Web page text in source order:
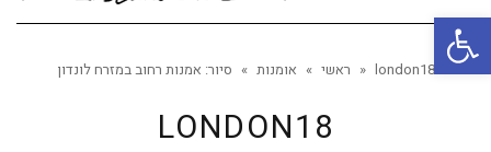
ראשי » אומנות » סיור: אמנות רחוב במזרח לונדון » london18
LONDON18